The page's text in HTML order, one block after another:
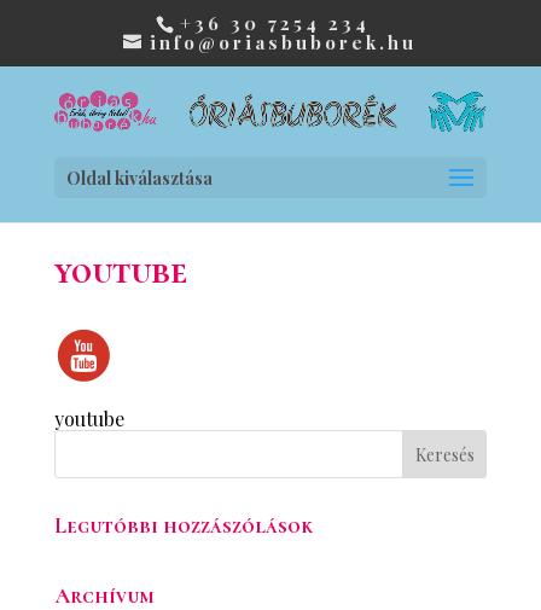
+36 30 7254 234
info@oriasbuborek.hu
Oldal kiválasztása
youtube
youtube
Legutóbbi hozzászólások
Archívum